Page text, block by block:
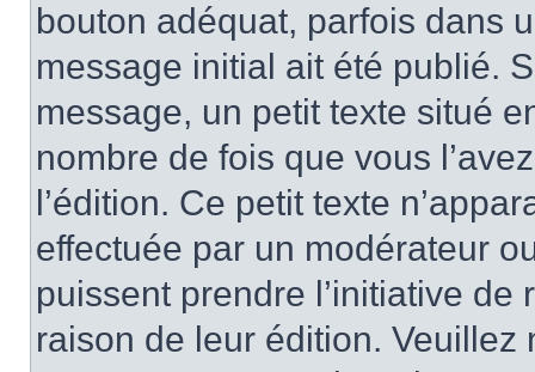
bouton adéquat, parfois dans
message initial ait été publié.
message, un petit texte situé
nombre de fois que vous
l’édition. Ce petit texte
effectuée par un modérateur
puissent prendre l’initiative
raison de leur édition.